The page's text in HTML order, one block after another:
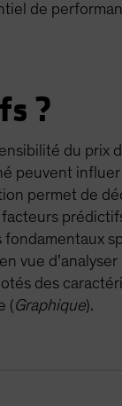
de
?
du prix
peuvent
permet de
fondamentaux
vue d’analyser
des
(Graphique).